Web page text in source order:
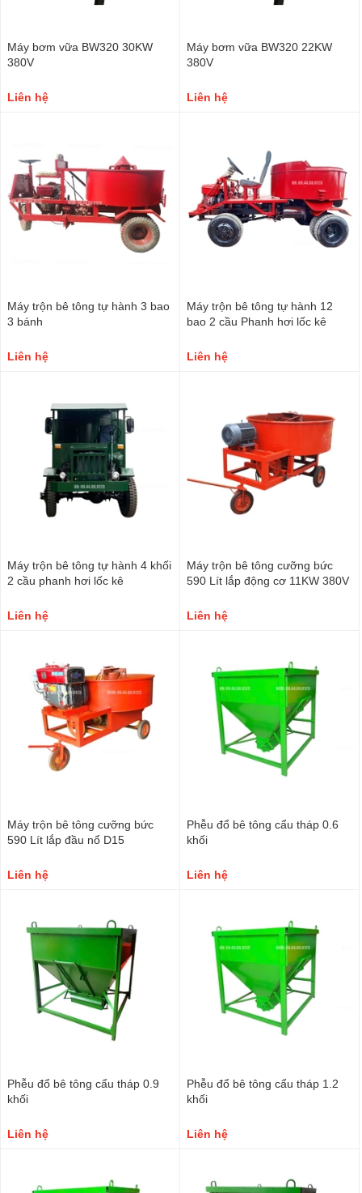
Máy bơm vữa BW320 30KW
380V
Liên hệ
Máy bơm vữa BW320 22KW
380V
Liên hệ
Máy trộn bê tông tự hành 3 bao
3 bánh
Liên hệ
Máy trộn bê tông tự hành 12
bao 2 cầu Phanh hơi lốc kê
Liên hệ
Máy trộn bê tông tự hành 4 khối
2 cầu phanh hơi lốc kê
Liên hệ
Máy trộn bê tông cưỡng bức
590 Lít lắp động cơ 11KW 380V
Liên hệ
Máy trộn bê tông cưỡng bức
590 Lít lắp đầu nổ D15
Liên hệ
Phễu đổ bê tông cẩu tháp 0.6
khối
Liên hệ
Phễu đổ bê tông cẩu tháp 0.9
khối
Liên hệ
Phễu đổ bê tông cẩu tháp 1.2
khối
Liên hệ